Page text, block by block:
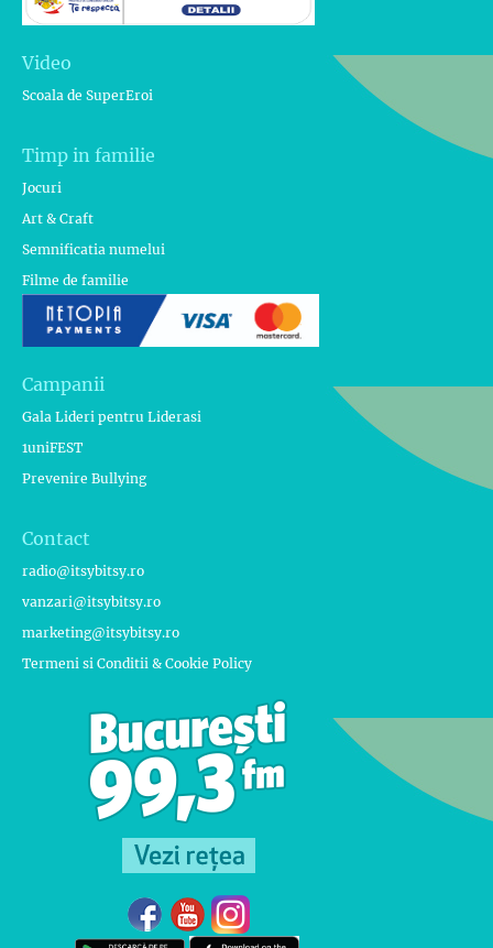
Video
Scoala de SuperEroi
Timp in familie
Jocuri
Art & Craft
Semnificatia numelui
Filme de familie
Campanii
Gala Lideri pentru Liderasi
1uniFEST
Prevenire Bullying
Contact
radio@itsybitsy.ro
vanzari@itsybitsy.ro
marketing@itsybitsy.ro
Termeni si Conditii & Cookie Policy